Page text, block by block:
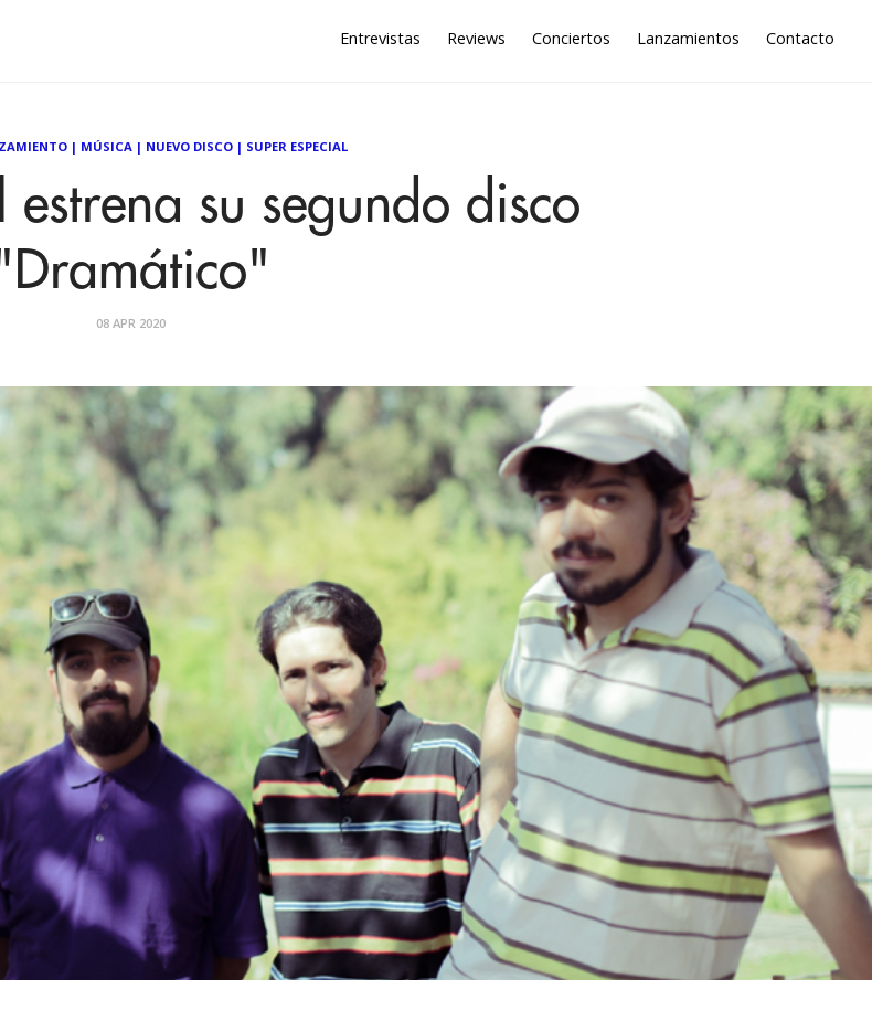
Entrevistas Reviews Conciertos Lanzamientos Contacto
| MÚSICA | NUEVO DISCO | SUPER ESPECIAL
estrena su segundo disco
08 APR 2020